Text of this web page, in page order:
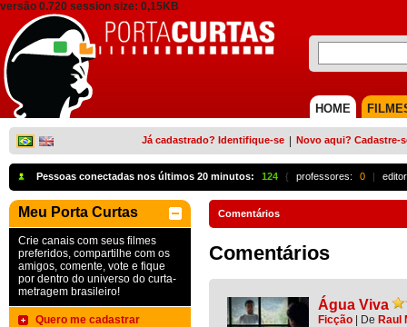
versão 0.720 session size: 0,15KB
HOME
Já cadastrado? Identifique-se Novo aqui? Cadastre-
Pessoas conectadas nos últimos 20 minutos: 124 { professores: 0 |
Meu Porta Curtas
Crie canais com seus filmes
preferidos, compartilhe com os
amigos, comente, vote e fique
por dentro do universo do curta-
metragem brasileiro!
Quero me cadastrar
Comentários
Comentários
Água Viva
Ficção De Raul